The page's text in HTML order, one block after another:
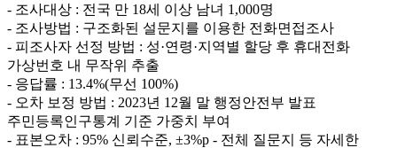
- 조사대상 : 전국 만 18세 이상 남녀 1,000명
- 조사방법 : 구조화된 설문지를 이용한 전화면접조사
- 피조사자 선정 방법 : 성·연령·지역별 할당 후 휴대전화
가상번호 내 무작위 추출
- 응답률 : 13.4%(무선 100%)
- 오차 보정 방법 : 2023년 12월 말 행정안전부 발표
주민등록인구통계 기준 가중치 부여
- 표본오차 : 95% 신뢰수준, ±3%p - 전체 질문지 등 자세한